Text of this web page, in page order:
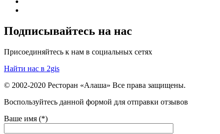
Подписывайтесь на нас
Присоединяйтесь к нам в социальных сетях
Найти нас в 2gis
© 2002-2020 Ресторан «Алаша» Все права защищены.
Воспользуйтесь данной формой для отправки отзывов
Ваше имя (*)